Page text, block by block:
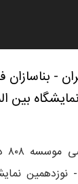
- بناسازان
بین
- نوزدهمین